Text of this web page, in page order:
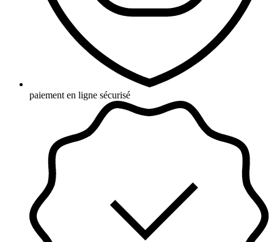
paiement en ligne sécurisé